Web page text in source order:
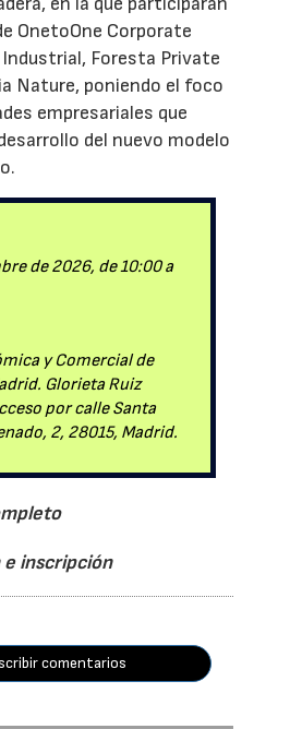
OnetoOne Corporate
Industrial, Foresta Private
Nature, poniendo el foco
empresariales que
del nuevo modelo
de 2026, de 10:00 a
y Comercial de
Glorieta Ruiz
por calle Santa
2, 28015, Madrid.
inscripción
comentarios